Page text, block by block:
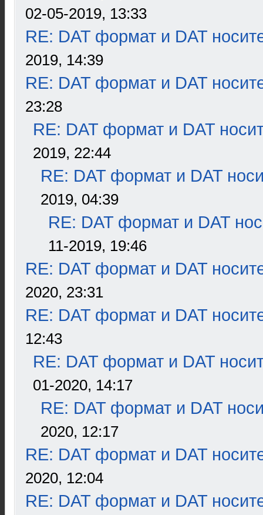
02-05-2019, 13:33
RE: DAT формат и DAT
2019, 14:39
RE: DAT формат и DAT
23:28
RE: DAT формат и DAT
2019, 22:44
RE: DAT формат и DAT
2019, 04:39
RE: DAT формат и DAT
11-2019, 19:46
RE: DAT формат и DAT
2020, 23:31
RE: DAT формат и DAT
12:43
RE: DAT формат и DAT
01-2020, 14:17
RE: DAT формат и DAT
2020, 12:17
RE: DAT формат и DAT
2020, 12:04
RE: DAT формат и DAT